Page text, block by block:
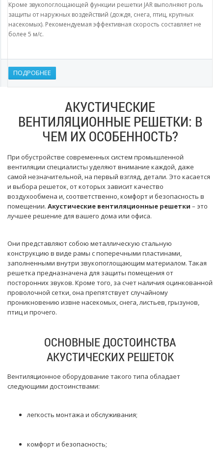
Кроме звукопоглощающей функции решетки JAR выполняют роль
защиты от наружных воздействий (дождя, снега, птиц, крупных
насекомых). Рекомендуемая эффективная скорость составляет не
более 5 м/с.
ПОДРОБНЕЕ
АКУСТИЧЕСКИЕ
ВЕНТИЛЯЦИОННЫЕ РЕШЕТКИ: В
ЧЕМ ИХ ОСОБЕННОСТЬ?
При обустройстве современных систем промышленной
вентиляции специалисты уделяют внимание каждой, даже
самой незначительной, на первый взгляд, детали. Это касается
и выбора решеток, от которых зависит качество
воздухообмена и, соответственно, комфорт и безопасность в
помещении. Акустические вентиляционные решетки – это
лучшее решение для вашего дома или офиса.
Они представляют собою металлическую стальную
конструкцию в виде рамы с поперечными пластинами,
заполненными внутри звукопоглощающим материалом. Такая
решетка предназначена для защиты помещения от
посторонних звуков. Кроме того, за счет наличия оцинкованной
проволочной сетки, она препятствует случайному
проникновению извне насекомых, снега, листьев, грызунов,
птиц и прочего.
ОСНОВНЫЕ ДОСТОИНСТВА
АКУСТИЧЕСКИХ РЕШЕТОК
Вентиляционное оборудование такого типа обладает
следующими достоинствами:
легкость монтажа и обслуживания;
комфорт и безопасность;